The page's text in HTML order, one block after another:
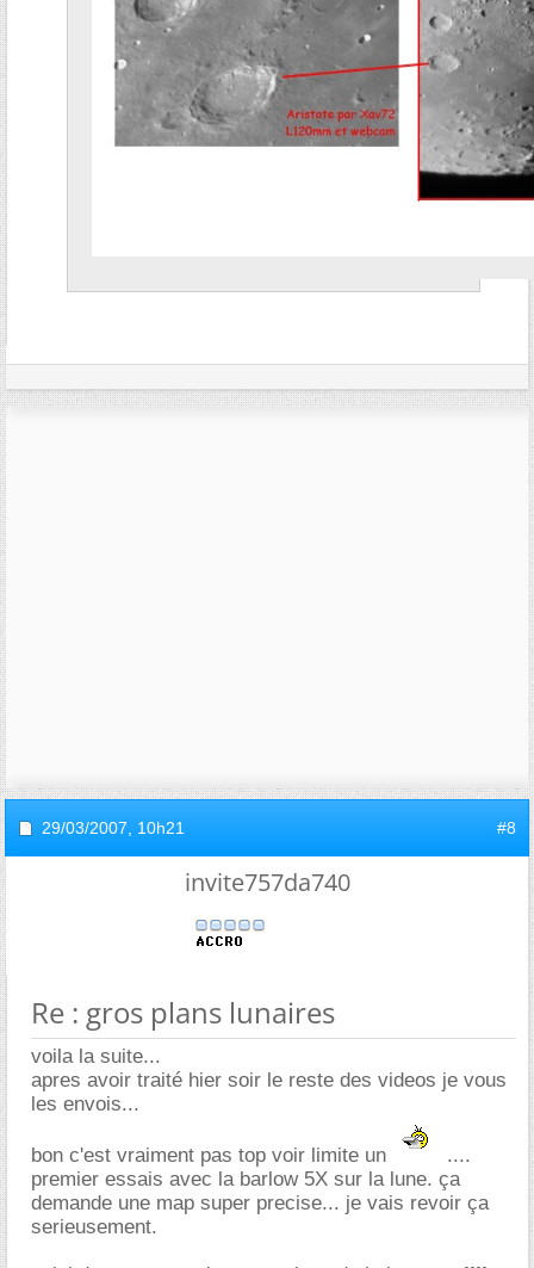
29/03/2007, 10h21 #8
invite757da740
Re : gros plans lunaires
voila la suite...
apres avoir traité hier soir le reste des videos je vous
les envois...
bon c'est vraiment pas top voir limite un
....
premier essais avec la barlow 5X sur la lune. ça
demande une map super precise... je vais revoir ça
serieusement.